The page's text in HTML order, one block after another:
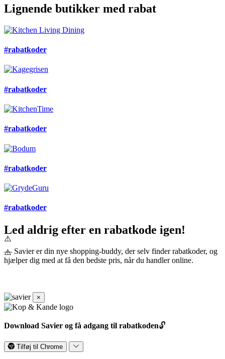
Lignende butikker med rabat
#rabatkoder
#rabatkoder
#rabatkoder
#rabatkoder
#rabatkoder
Led aldrig efter en rabatkode igen!
— Savier er din nye shopping-buddy, der selv finder rabatkoder, og
hjælper dig med at få den bedste pris, når du handler online.
×
Download Savier og få adgang til rabatkoden🔓
Tilføj til Chrome